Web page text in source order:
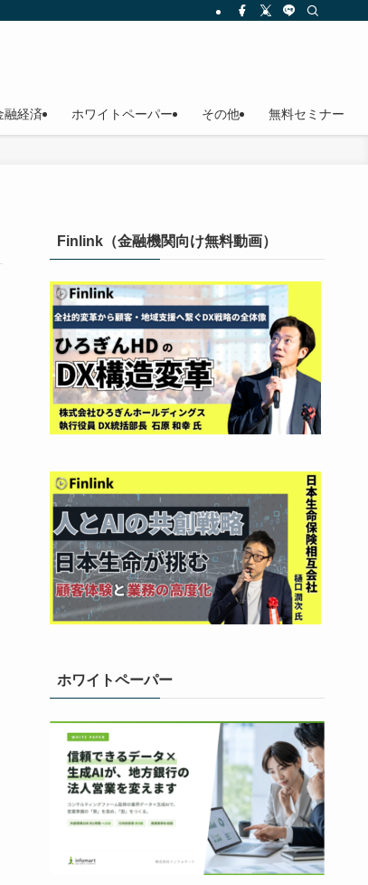
融経済 ホワイトペーパー その他 無料セミナー
Finlink（金融機関向け無料動画）
ホワイトペーパー